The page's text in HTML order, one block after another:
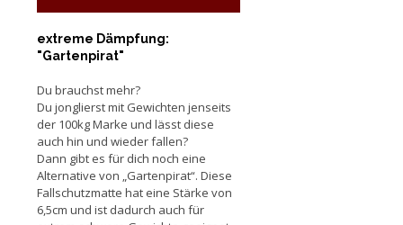
extreme Dämpfung:
"Gartenpirat"
Du brauchst mehr?
Du jonglierst mit Gewichten jenseits
der 100kg Marke und lässt diese
auch hin und wieder fallen?
Dann gibt es für dich noch eine
Alternative von „Gartenpirat“. Diese
Fallschutzmatte hat eine Stärke von
6,5cm und ist dadurch auch für